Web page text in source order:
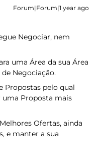
Forum|Forum|1 year ago
Negociar, nem
uma Área da sua Área
Negociação.
Propostas pelo qual
uma Proposta mais
Ofertas, ainda
e manter a sua